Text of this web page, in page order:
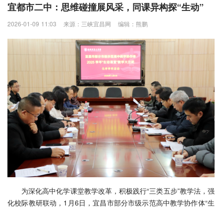
宜都市二中：思维碰撞展风采，同课异构探“生动”
2026-01-09 11:03 来源：三峡宜昌网 编辑：熊鹏
为深化高中化学课堂教学改革，积极践行“三类五步”教学法，强
化校际教研联动，1月6日，宜昌市部分市级示范高中教学协作体“生